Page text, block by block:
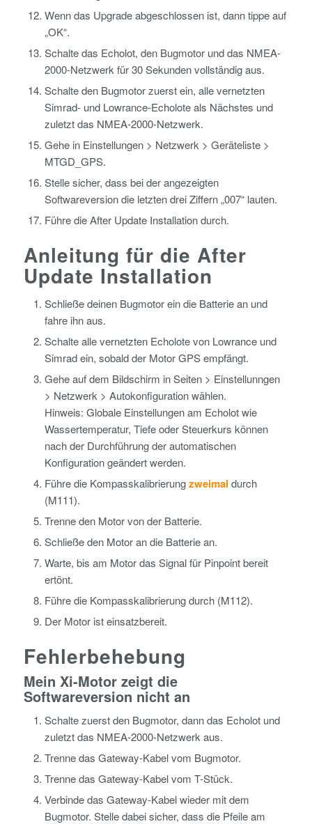
Wenn das Upgrade abgeschlossen ist, dann tippe auf
„OK“.
Schalte das Echolot, den Bugmotor und das NMEA-
2000-Netzwerk für 30 Sekunden vollständig aus.
Schalte den Bugmotor zuerst ein, alle vernetzten
Simrad- und Lowrance-Echolote als Nächstes und
zuletzt das NMEA-2000-Netzwerk.
Gehe in Einstellungen > Netzwerk > Geräteliste >
MTGD_GPS.
Stelle sicher, dass bei der angezeigten
Softwareversion die letzten drei Ziffern „007“ lauten.
Führe die After Update Installation durch.
Anleitung für die After
Update Installation
Schließe deinen Bugmotor ein die Batterie an und
fahre ihn aus.
Schalte alle vernetzten Echolote von Lowrance und
Simrad ein, sobald der Motor GPS empfängt.
Gehe auf dem Bildschirm in Seiten > Einstellunngen
> Netzwerk > Autokonfiguration wählen.
Hinweis: Globale Einstellungen am Echolot wie
Wassertemperatur, Tiefe oder Steuerkurs können
nach der Durchführung der automatischen
Konfiguration geändert werden.
Führe die Kompasskalibrierungzweimal durch
(M111).
Trenne den Motor von der Batterie.
Schließe den Motor an die Batterie an.
Warte, bis am Motor das Signal für Pinpoint bereit
ertönt.
Führe die Kompasskalibrierung durch (M112).
Der Motor ist einsatzbereit.
Fehlerbehebung
Mein Xi-Motor zeigt die
Softwareversion nicht an
Schalte zuerst den Bugmotor, dann das Echolot und
zuletzt das NMEA-2000-Netzwerk aus.
Trenne das Gateway-Kabel vom Bugmotor.
Trenne das Gateway-Kabel vom T-Stück.
Verbinde das Gateway-Kabel wieder mit dem
Bugmotor. Stelle dabei sicher, dass die Pfeile am